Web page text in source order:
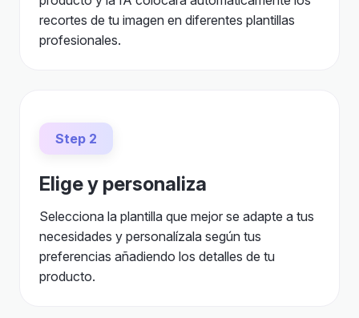
recortes de tu imagen en diferentes plantillas
profesionales.
Step 2
Elige y personaliza
Selecciona la plantilla que mejor se adapte a tus
necesidades y personalízala según tus
preferencias añadiendo los detalles de tu
producto.